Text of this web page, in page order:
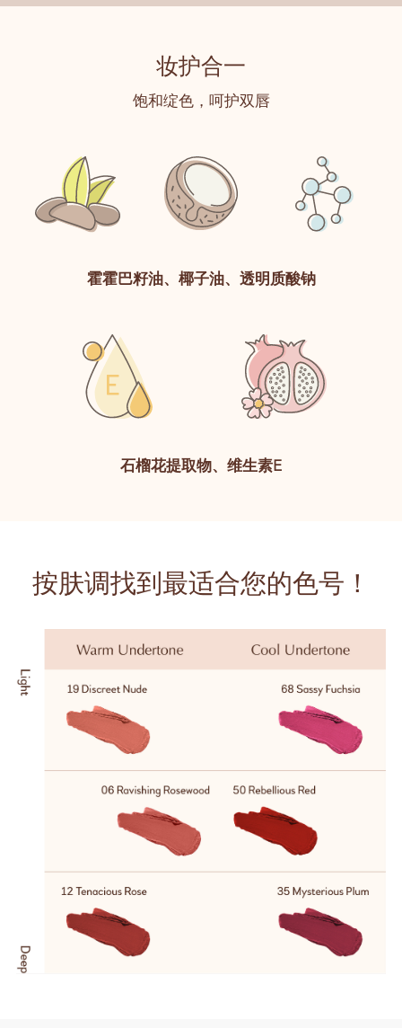
妆护合一
饱和绽色，呵护双唇
霍霍巴籽油、椰子油、透明质酸钠
石榴花提取物、维生素E
按肤调找到最适合您的色号！